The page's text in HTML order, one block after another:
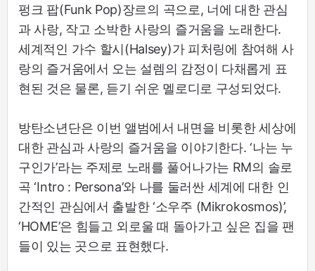
펑크 팝(Funk Pop)장르의 곡으로, 너에 대한 관심
과 사랑, 작고 소박한 사랑의 즐거움을 노래한다.
세계적인 가수 할시(Halsey)가 피처링에 참여해 사
랑의 즐거움에서 오는 설렘의 감정이 다채롭게 표
현된 것은 물론, 듣기 쉬운 멜로디로 구성되었다.
방탄소년단은 이번 앨범에서 내면을 비롯한 세상에
대한 관심과 사랑의 즐거움을 이야기한다. ‘나는 누
구인가’라는 주제로 노래를 풀어나가는 RM의 솔로
곡 ‘Intro : Persona’와 나를 둘러싼 세계에 대한 인
간적인 관심에서 출발한 ‘소우주 (Mikrokosmos)’,
‘HOME’은 힘들고 외로울 때 돌아가고 싶은 집을 팬
들이 있는 곳으로 표현했다.